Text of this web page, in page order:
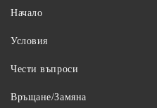
Начало
Условия
Чести въпроси
Връщане/Замяна